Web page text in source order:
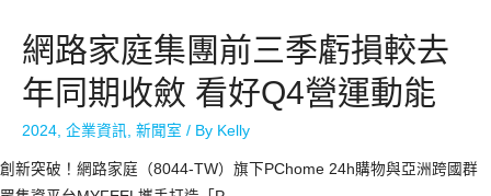
網路家庭集團前三季虧損較去
年同期收斂 看好Q4營運動能
2024 企業資訊 新聞室 / By Kelly
創新突破！網路家庭（8044-TW）旗下PChome 24h購物與亞洲跨國群